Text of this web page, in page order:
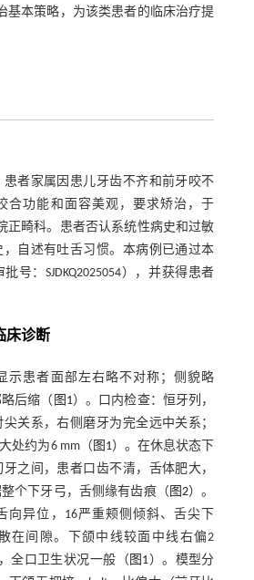
基本策略，为该类患者的临床治疗提
患者家属因患儿牙齿不齐和前牙咬不
合功能和面容美观，要求矫治，于
正畸科。患者否认系统性病史和过敏
，自述有吐舌习惯。本病例已通过本
号：SJDKQ2025054），并获得患者
床诊断
示患者面部左右略不对称；侧貌略
后缩（ 图1）。口内检查：恒牙列，
关系，右侧磨牙为完全远中关系；
处约为6 mm（ 图1）。在休息状态下
之间，患者口齿不清，舌体肥大，
个下牙弓，舌侧缘有齿痕（ 图2）。
向异位，16严重颊侧倾斜、舌尖下
在间隙。下颌中线较面中线右偏2
全口卫生状况一般（ 图1）。模型分